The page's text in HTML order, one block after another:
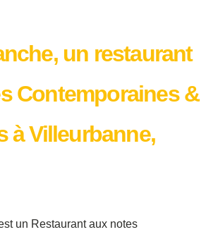
un restaurant
Contemporaines &
à Villeurbanne,
un Restaurant aux notes